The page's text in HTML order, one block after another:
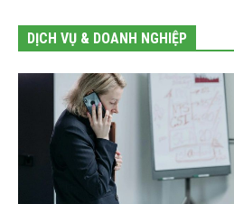
DỊCH VỤ & DOANH NGHIỆP